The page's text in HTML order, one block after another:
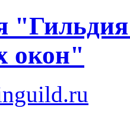
"Гильдия
окон"